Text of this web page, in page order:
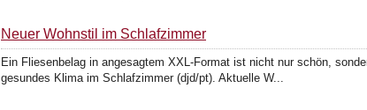
Neuer Wohnstil im Schlafzimmer
Ein Fliesenbelag in angesagtem XXL-Format ist nicht nur schön,
gesundes Klima im Schlafzimmer (djd/pt). Aktuelle W...